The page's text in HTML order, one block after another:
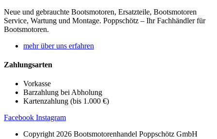
Neue und gebrauchte Bootsmotoren, Ersatzteile, Bootsmotoren
Service, Wartung und Montage. Poppschötz – Ihr Fachhändler für
Bootsmotoren.
mehr über uns erfahren
Zahlungsarten
Vorkasse
Barzahlung bei Abholung
Kartenzahlung (bis 1.000 €)
Facebook Instagram
Copyright 2026 Bootsmotorenhandel Poppschötz GmbH